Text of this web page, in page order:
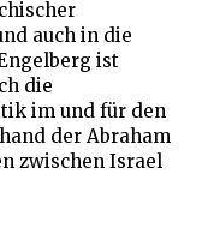
auch in die
ist
die
im und für den
der Abraham
zwischen Israel